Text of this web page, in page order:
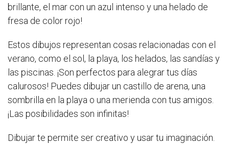
brillante, el mar con un azul intenso y una helado de
fresa de color rojo!
Estos dibujos representan cosas relacionadas con el
verano, como el sol, la playa, los helados, las sandías y
las piscinas. ¡Son perfectos para alegrar tus días
calurosos! Puedes dibujar un castillo de arena, una
sombrilla en la playa o una merienda con tus amigos.
¡Las posibilidades son infinitas!
Dibujar te permite ser creativo y usar tu imaginación.